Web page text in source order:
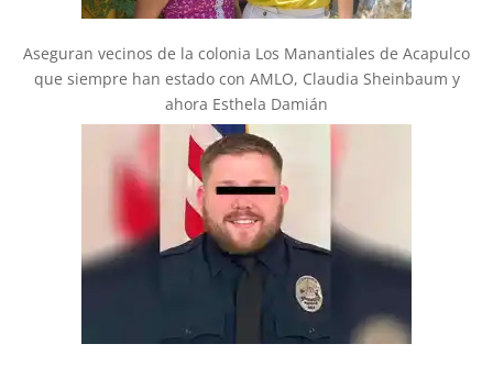
Aseguran vecinos de la colonia Los Manantiales de Acapulco
que siempre han estado con AMLO, Claudia Sheinbaum y
ahora Esthela Damián